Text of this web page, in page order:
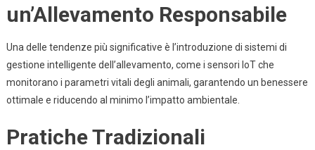
un’Allevamento Responsabile
Una delle tendenze più significative è l’introduzione di sistemi di
gestione intelligente dell’allevamento, come i sensori IoT che
monitorano i parametri vitali degli animali, garantendo un benessere
ottimale e riducendo al minimo l’impatto ambientale.
Pratiche Tradizionali